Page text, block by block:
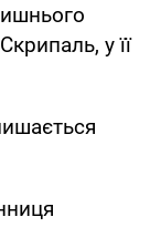
у її